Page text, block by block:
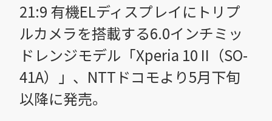
21:9 有機ELディスプレイにトリプ
ルカメラを搭載する6.0インチミッ
ドレンジモデル「Xperia 10 II（SO-
41A）」、NTTドコモより5月下旬
以降に発売。